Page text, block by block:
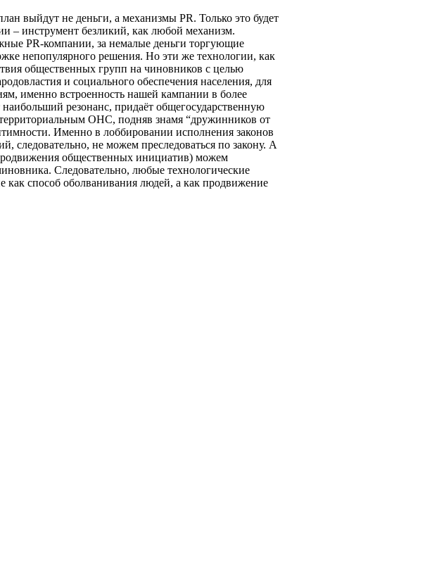
выйдут не деньги, а механизмы PR. Только это будет
– инструмент безликий, как любой механизм.
PR-компании, за немалые деньги торгующие
непопулярного решения. Но эти же технологии, как
общественных групп на чиновников с целью
и социального обеспечения населения, для
именно встроенность нашей кампании в более
резонанс, придаёт общегосударственную
ОНС, подняв знамя “дружинников от
Именно в лоббировании исполнения законов
не можем преследоваться по закону. А
общественных инициатив) можем
Следовательно, любые технологические
как способ оболванивания людей, а как продвижение